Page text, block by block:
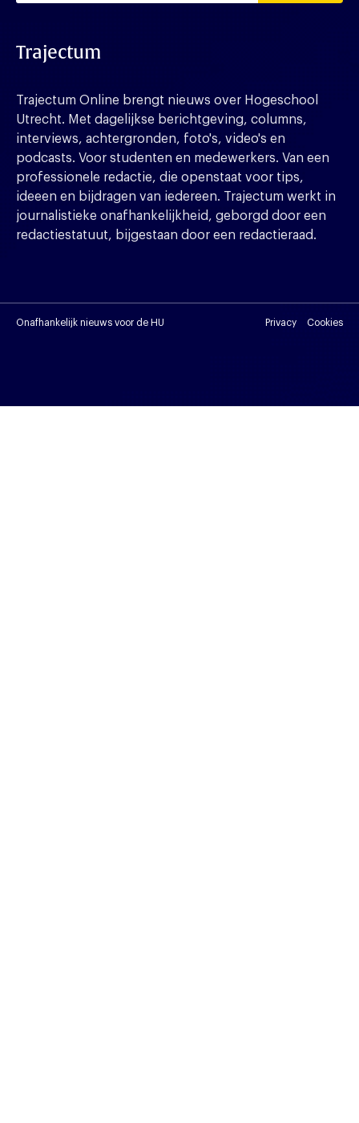
Trajectum
Trajectum Online brengt nieuws over Hogeschool
Utrecht. Met dagelijkse berichtgeving, columns,
interviews, achtergronden, foto's, video's en
podcasts. Voor studenten en medewerkers. Van een
professionele redactie, die openstaat voor tips,
ideeen en bijdragen van iedereen. Trajectum werkt in
journalistieke onafhankelijkheid, geborgd door een
redactiestatuut, bijgestaan door een redactieraad.
Onafhankelijk nieuws voor de HU Privacy Cookies